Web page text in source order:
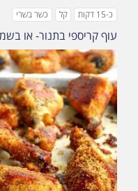
כ-15 דקות קל כשר בשרי
עוף קריספי בתנור- או